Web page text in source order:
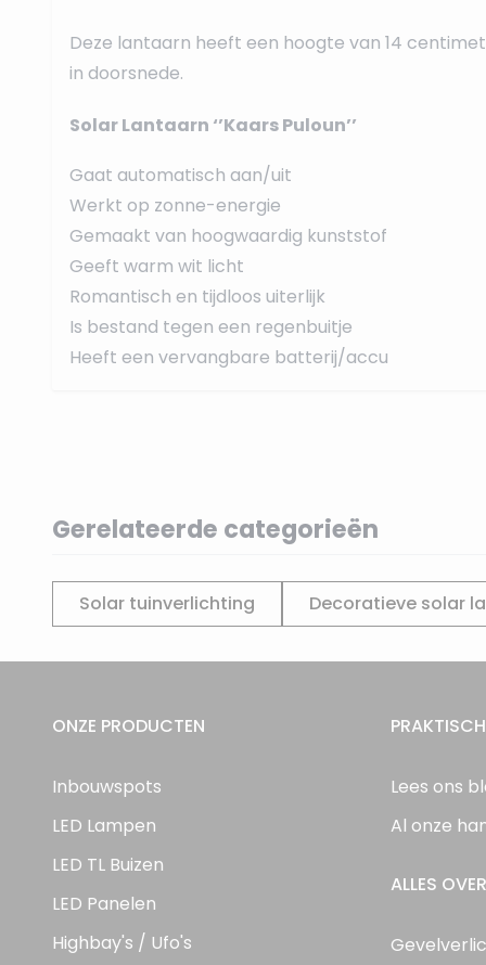
Deze lantaarn heeft een hoogte van 14
in doorsnede.
Solar Lantaarn ‘’Kaars Puloun’’
Gaat automatisch aan/uit
Werkt op zonne-energie
Gemaakt van hoogwaardig kunststof
Geeft warm wit licht
Romantisch en tijdloos uiterlijk
Is bestand tegen een regenbuitje
Heeft een vervangbare batterij/accu
Gerelateerde categorieën
Solar tuinverlichting Decoratieve solar
ONZE PRODUCTEN
Inbouwspots
LED Lampen
LED TL Buizen
LED Panelen
Highbay's / Ufo's
Lees ons
Al onze
ALLES